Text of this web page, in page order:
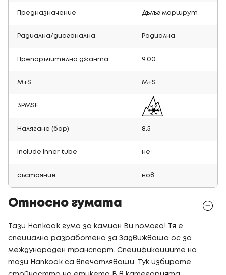
Предназначение Дълъг маршрут
Радиална/диагонална Радиална
Препоръчителна джанта 9.00
M+S M+S
3PMSF
Налягане (бар) 8.5
Include inner tube не
състояние нов
Относно гумата
Тази Hankook гума за камион Ви помага! Тя е
специално разработена за Задвижваща ос за
международен транспорт. Спецификациите на
тази Hankook са впечатляващи. Тук избирате